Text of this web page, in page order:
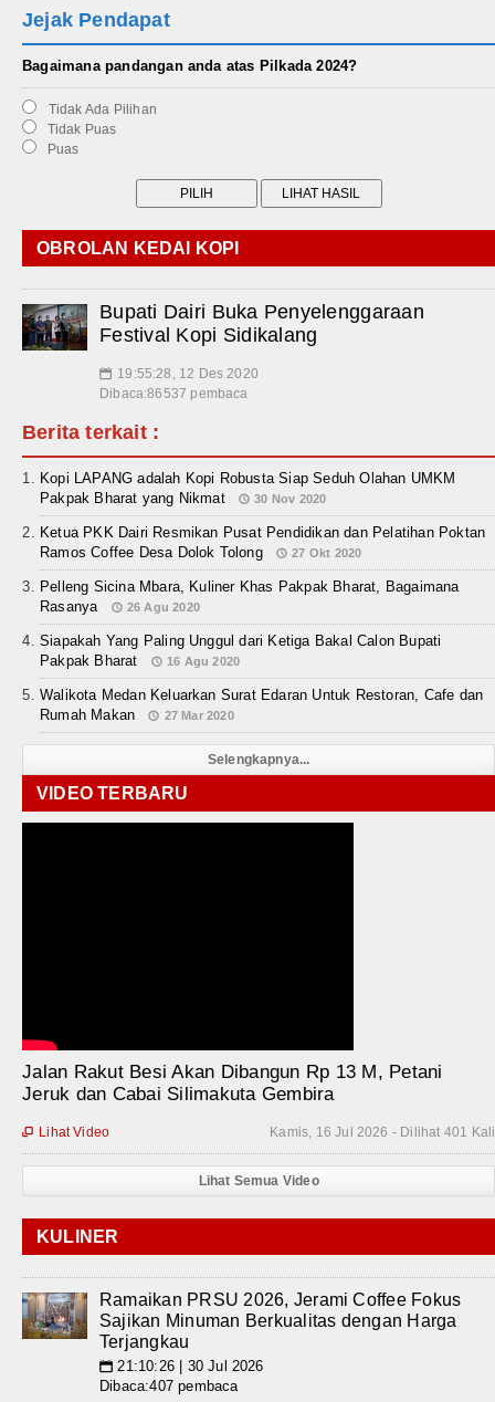
Jejak Pendapat
Bagaimana pandangan anda atas Pilkada 2024?
Tidak Ada Pilihan
Tidak Puas
Puas
OBROLAN KEDAI KOPI
Bupati Dairi Buka Penyelenggaraan
Festival Kopi Sidikalang
📅 19:55:28, 12 Des 2020
Dibaca:86537 pembaca
Berita terkait :
Kopi LAPANG adalah Kopi Robusta Siap Seduh Olahan UMKM
Pakpak Bharat yang Nikmat
30 Nov 2020
Ketua PKK Dairi Resmikan Pusat Pendidikan dan Pelatihan Poktan
Ramos Coffee Desa Dolok Tolong
27 Okt 2020
Pelleng Sicina Mbara, Kuliner Khas Pakpak Bharat, Bagaimana
Rasanya
26 Agu 2020
Siapakah Yang Paling Unggul dari Ketiga Bakal Calon Bupati
Pakpak Bharat
16 Agu 2020
Walikota Medan Keluarkan Surat Edaran Untuk Restoran, Cafe dan
Rumah Makan
27 Mar 2020
Selengkapnya...
VIDEO TERBARU
Jalan Rakut Besi Akan Dibangun Rp 13 M, Petani
Jeruk dan Cabai Silimakuta Gembira
Kamis, 16 Jul 2026 - Dilihat 401 Kali
 Lihat Video
Lihat Semua Video
KULINER
Ramaikan PRSU 2026, Jerami Coffee Fokus
Sajikan Minuman Berkualitas dengan Harga
Terjangkau
📅 21:10:26 | 30 Jul 2026
Dibaca:407 pembaca